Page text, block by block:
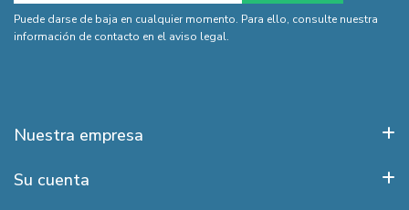
Puede darse de baja en cualquier momento. Para ello, consulte nuestra
información de contacto en el aviso legal.
Nuestra empresa
Su cuenta